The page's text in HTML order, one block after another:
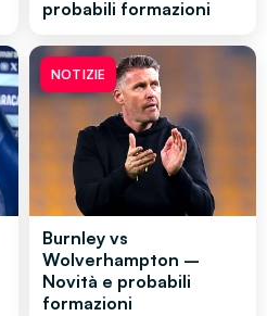
probabili formazioni
NOTIZIE
Burnley vs
Wolverhampton –
Novità e probabili
formazioni